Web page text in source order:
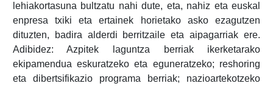
lehiakortasuna bultzatu nahi dute, eta, nahiz eta euskal
enpresa txiki eta ertainek horietako asko ezagutzen
dituzten, badira alderdi berritzaile eta aipagarriak ere.
Adibidez: Azpitek laguntza berriak ikerketarako
ekipamendua eskuratzeko eta eguneratzeko; reshoring
eta dibertsifikazio programa berriak; nazioartekotzeko